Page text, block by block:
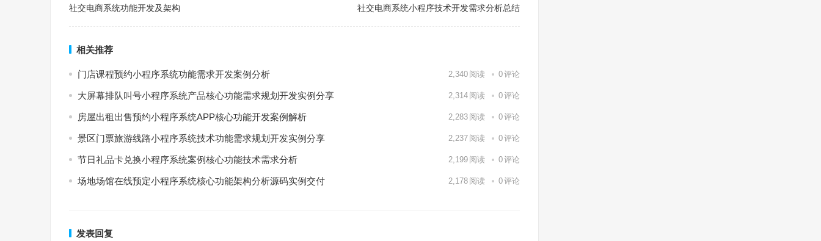
社交电商系统功能开发及架构
社交电商系统小程序技术开发需求分析总结
相关推荐
门店课程预约小程序系统功能需求开发案例分析 2,340 阅读 0评论
大屏幕排队叫号小程序系统产品核心功能需求规划开发实例分享 2,314 阅读 0评论
房屋出租出售预约小程序系统APP核心功能开发案例解析 2,283 阅读 0评论
景区门票旅游线路小程序系统技术功能需求规划开发实例分享 2,237 阅读 0评论
节日礼品卡兑换小程序系统案例核心功能技术需求分析 2,199 阅读 0评论
场地场馆在线预定小程序系统核心功能架构分析源码实例交付 2,178 阅读 0评论
发表回复